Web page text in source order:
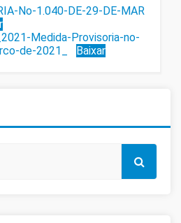
No-1.040-DE-29-DE-MAR
Medida-Provisoria-no-
de-2021_
Baixar